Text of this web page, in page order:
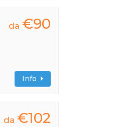
da €90
Info
da €102